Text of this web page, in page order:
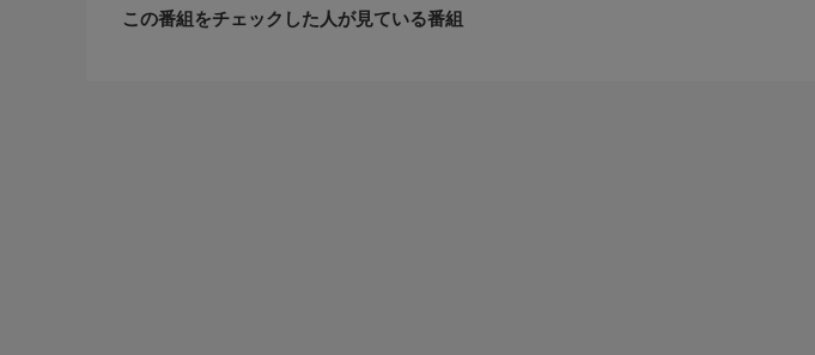
この番組をチェックした人が見ている番組